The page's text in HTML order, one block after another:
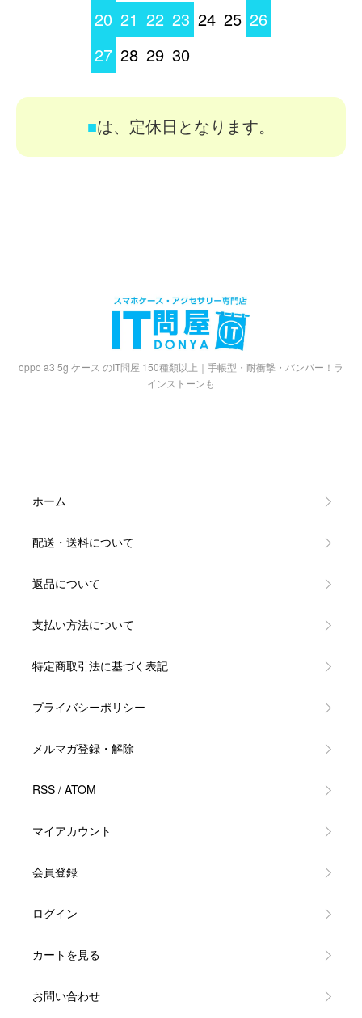
20 21 22 23 24 25 26
27 28 29 30
■は、定休日となります。
oppo a3 5g ケース のIT問屋 150種類以上｜手帳型・耐衝撃・バンパー！ラ
インストーンも
ホーム
配送・送料について
返品について
支払い方法について
特定商取引法に基づく表記
プライバシーポリシー
メルマガ登録・解除
RSS / ATOM
マイアカウント
会員登録
ログイン
カートを見る
お問い合わせ